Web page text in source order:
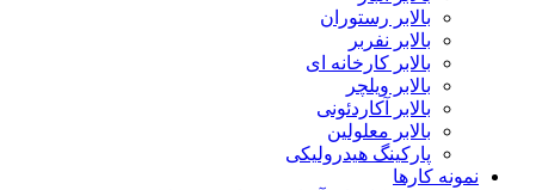
بالابر رستوران
بالابر نفربر
بالابر کارخانه ای
بالابر ویلچر
بالابر آکاردئونی
بالابر معلولین
پارکینگ هیدرولیکی
نمونه کارها